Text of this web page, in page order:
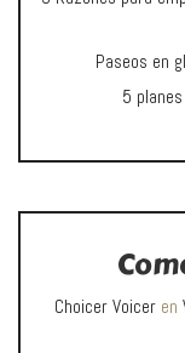
Paseos en
5
Choicer Voicer en